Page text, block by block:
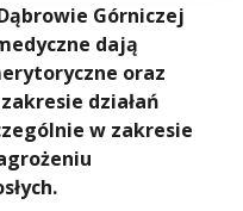
Górniczej
dają
oraz
działań
w zakresie